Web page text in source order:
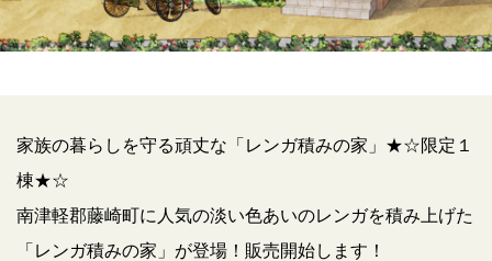
家族の暮らしを守る頑丈な「レンガ積みの家」★☆限定１
棟★☆
南津軽郡藤崎町に人気の淡い色あいのレンガを積み上げた
「レンガ積みの家」が登場！販売開始します！